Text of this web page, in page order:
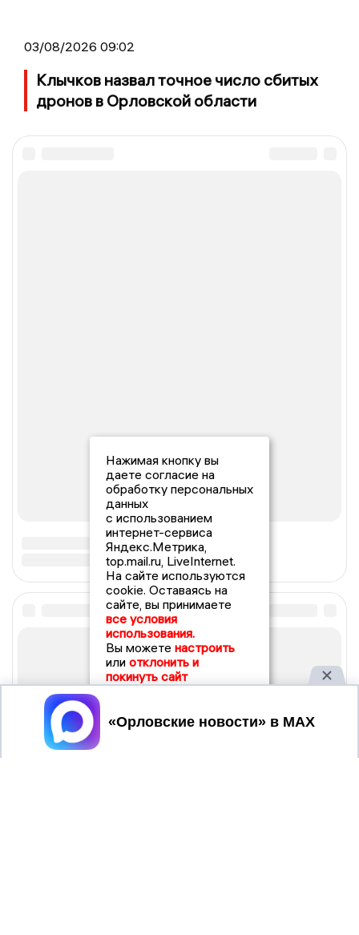
03/08/2026 09:02
Клычков назвал точное число сбитых
дронов в Орловской области
Нажимая кнопку вы
даете согласие на
обработку персональных
данных
с использованием
интернет-сервиса
Яндекс.Метрика,
top.mail.ru, LiveInternet.
На сайте используются
cookie. Оставаясь на
сайте, вы принимаете
все условия
использования.
Вы можете настроить
или отклонить и
покинуть сайт
Принять